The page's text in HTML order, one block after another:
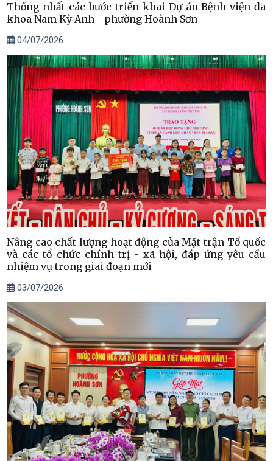
Thống nhất các bước triển khai Dự án Bệnh viện đa
khoa Nam Kỳ Anh - phường Hoành Sơn
04/07/2026
Nâng cao chất lượng hoạt động của Mặt trận Tổ quốc
và các tổ chức chính trị - xã hội, đáp ứng yêu cầu
nhiệm vụ trong giai đoạn mới
03/07/2026